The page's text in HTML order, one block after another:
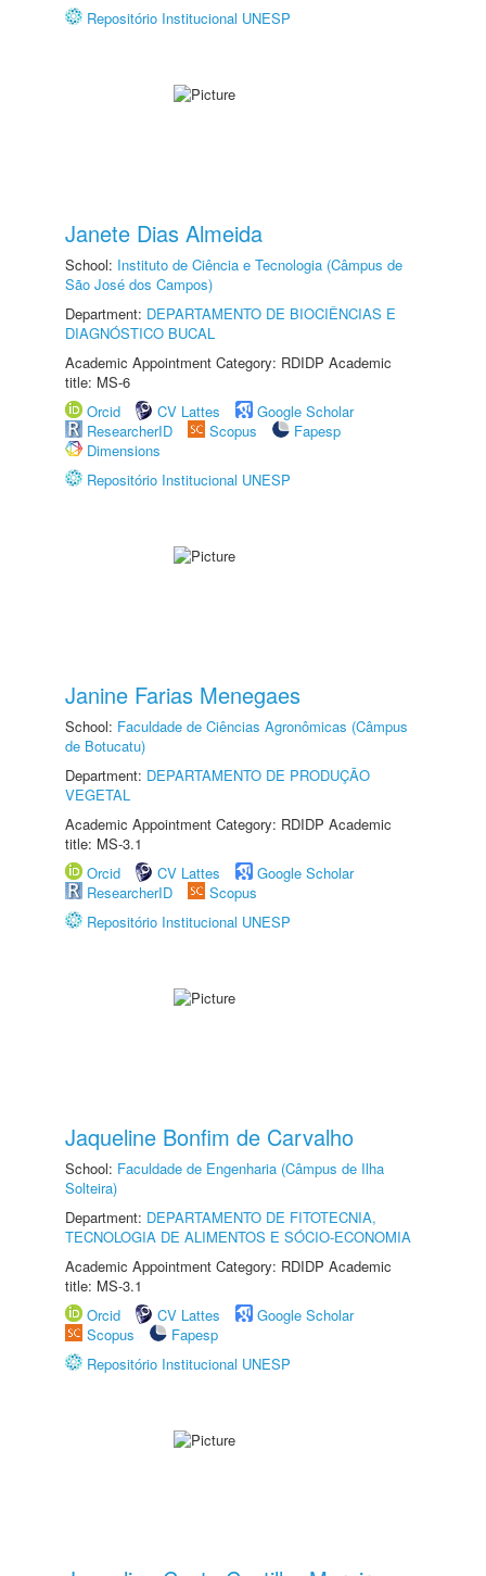
Repositório Institucional UNESP
Janete Dias Almeida
School: Instituto de Ciência e Tecnologia (Câmpus de
São José dos Campos)
Department: DEPARTAMENTO DE BIOCIÊNCIAS E
DIAGNÓSTICO BUCAL
Academic Appointment Category: RDIDP Academic
title: MS-6
Orcid
CV Lattes
Google Scholar
ResearcherID
Scopus
Fapesp
Dimensions
Repositório Institucional UNESP
Janine Farias Menegaes
School: Faculdade de Ciências Agronômicas (Câmpus
de Botucatu)
Department: DEPARTAMENTO DE PRODUÇÃO
VEGETAL
Academic Appointment Category: RDIDP Academic
title: MS-3.1
Orcid
CV Lattes
Google Scholar
ResearcherID
Scopus
Repositório Institucional UNESP
Jaqueline Bonfim de Carvalho
School: Faculdade de Engenharia (Câmpus de Ilha
Solteira)
Department: DEPARTAMENTO DE FITOTECNIA,
TECNOLOGIA DE ALIMENTOS E SÓCIO-ECONOMIA
Academic Appointment Category: RDIDP Academic
title: MS-3.1
Orcid
CV Lattes
Google Scholar
Scopus
Fapesp
Repositório Institucional UNESP